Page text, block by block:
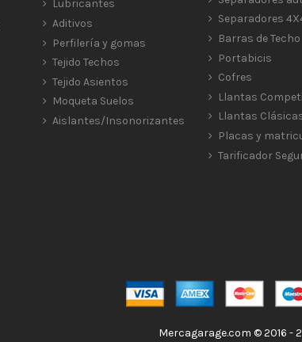
Lubricantes
Aditivos
Perfilería y gomas
Tejido Techos
Tejido Asientos
Moqueta Suelos
Aislantes/Insonorizantes
Separadores
Barras de Techo
Portabicis
Cofres
Llantas
Llantas
Placas y
Tarificador
Mercagarage.com © 2016 -